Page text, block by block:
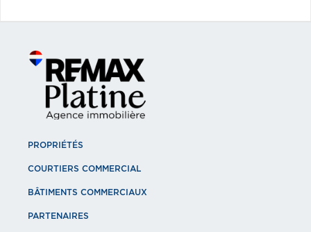
PROPRIÉTÉS
COURTIERS COMMERCIAL
BÂTIMENTS COMMERCIAUX
PARTENAIRES